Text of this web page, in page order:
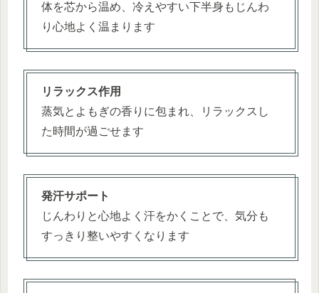
体を芯から温め、冷えやすい下半身もじんわ
り心地よく温まります
リラックス作用
蒸気とよもぎの香りに包まれ、リラックスし
た時間が過ごせます
発汗サポート
じんわりと心地よく汗をかくことで、気分も
すっきり整いやすくなります